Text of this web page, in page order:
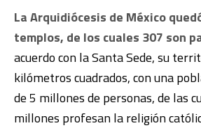
La Arquidiócesis de México
templos, de los cuales 307 son
acuerdo con la Santa Sede, su
kilómetros cuadrados, con una
de 5 millones de personas, de las
millones profesan la religión